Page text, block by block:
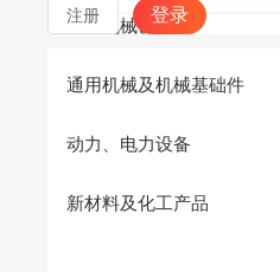
注册 登录
加工机械设备
通用机械及机械基础件
动力、电力设备
新材料及化工产品